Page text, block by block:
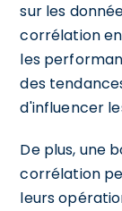
sur les
corrélation
les
des
d'influencer
De plus, une
corrélation
leurs